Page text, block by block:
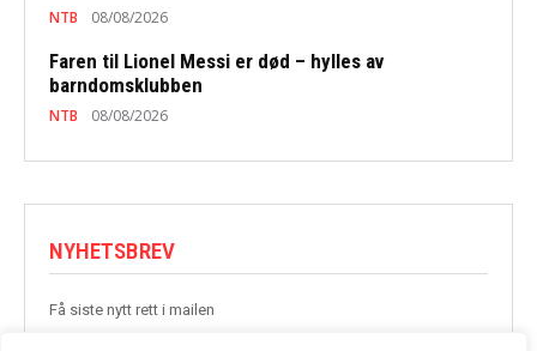
NTB 08/08/2026
Faren til Lionel Messi er død – hylles av
barndomsklubben
NTB 08/08/2026
NYHETSBREV
Få siste nytt rett i mailen